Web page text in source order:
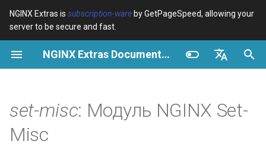
NGINX Extras is subscription-ware by GetPageSpeed, allowing your
server to be secure and fast.
NGINX Extras Documentation
Español
И
н
Variables $bot_name
Examples
Directives geoip2
Examples
Get started Configure filters safely
Production operations
Cache and system settings
CSS
CVE-2012-4001
acme
ada
Производительность
Безопасность
RHEL/CentOS
NGINX-MOD - Улучшенный
set-misc: Модуль NGINX Set-
Misc